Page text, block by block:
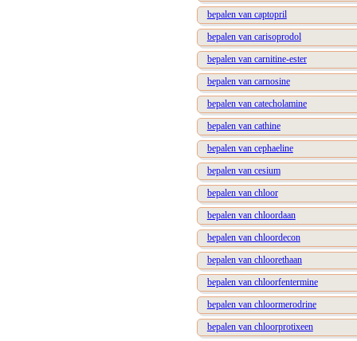
bepalen van captopril
bepalen van carisoprodol
bepalen van carnitine-ester
bepalen van carnosine
bepalen van catecholamine
bepalen van cathine
bepalen van cephaeline
bepalen van cesium
bepalen van chloor
bepalen van chloordaan
bepalen van chloordecon
bepalen van chloorethaan
bepalen van chloorfentermine
bepalen van chloormerodrine
bepalen van chloorprotixeen